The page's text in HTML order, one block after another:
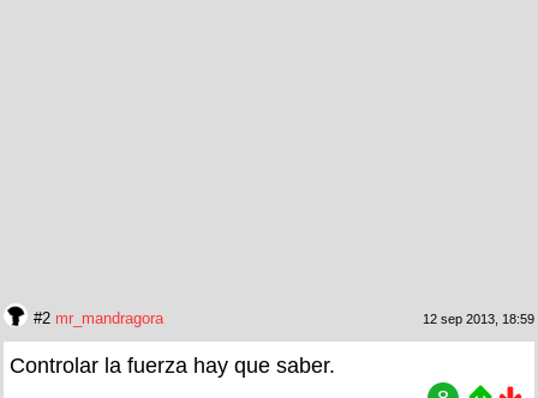
#2 mr_mandragora 12 sep 2013, 18:59
Controlar la fuerza hay que saber.